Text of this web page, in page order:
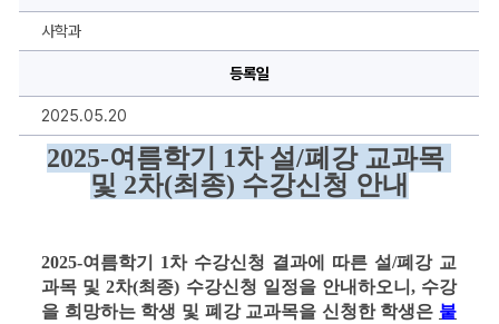
기
목
사학과
등록일
2025.05.20
2025-여름학기 1차 설/폐강 교과목
및 2차(최종) 수강신청 안내
2025-여름학기 1차 수강신청 결과에 따른 설/폐강 교
과목 및 2차(최종) 수강신청 일정을 안내하오니 , 수강
을 희망하는 학생 및 폐강 교과목을 신청한 학생은 붙